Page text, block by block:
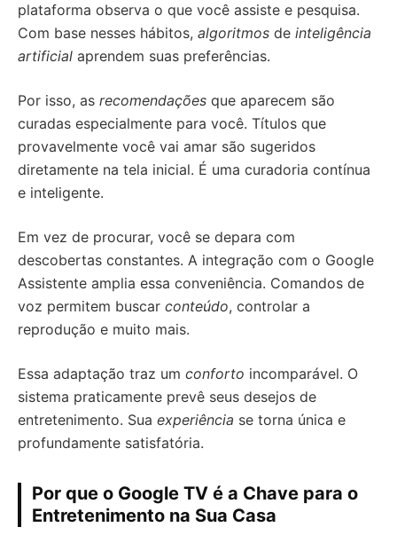
plataforma observa o que você assiste e pesquisa.
Com base nesses hábitos, algoritmos de inteligência
artificial aprendem suas preferências.
Por isso, as recomendações que aparecem são
curadas especialmente para você. Títulos que
provavelmente você vai amar são sugeridos
diretamente na tela inicial. É uma curadoria contínua
e inteligente.
Em vez de procurar, você se depara com
descobertas constantes. A integração com o Google
Assistente amplia essa conveniência. Comandos de
voz permitem buscar conteúdo, controlar a
reprodução e muito mais.
Essa adaptação traz um conforto incomparável. O
sistema praticamente prevê seus desejos de
entretenimento. Sua experiência se torna única e
profundamente satisfatória.
Por que o Google TV é a Chave para o
Entretenimento na Sua Casa